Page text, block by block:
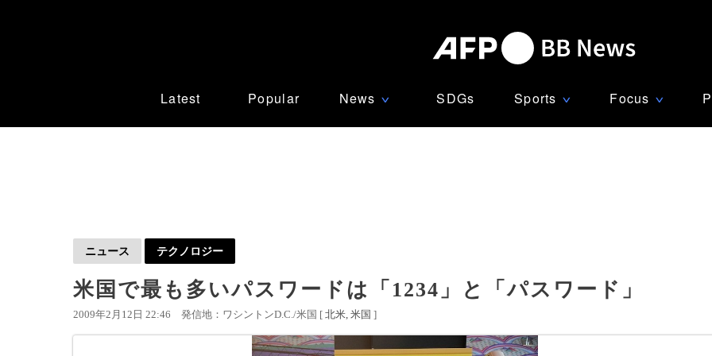
Latest Popular News ∨ SDGs Sports ∨ Focus ∨
ニュース テクノロジー
米国で最も多いパスワードは「1234」と「パスワード」
2009年2月12日 22:46 発信地：ワシントンD.C./米国 [ 北米 米国 ]